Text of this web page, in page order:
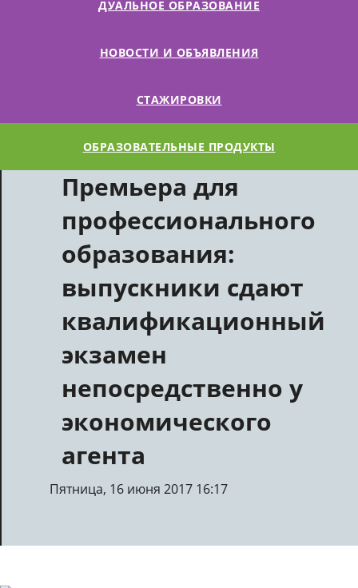
ДУАЛЬНОЕ ОБРАЗОВАНИЕ
НОВОСТИ И ОБЪЯВЛЕНИЯ
СТАЖИРОВКИ
ОБРАЗОВАТЕЛЬНЫЕ ПРОДУКТЫ
Премьера для
профессионального
образования:
выпускники сдают
квалификационный
экзамен
непосредственно у
экономического
агента
Пятница, 16 июня 2017 16:17